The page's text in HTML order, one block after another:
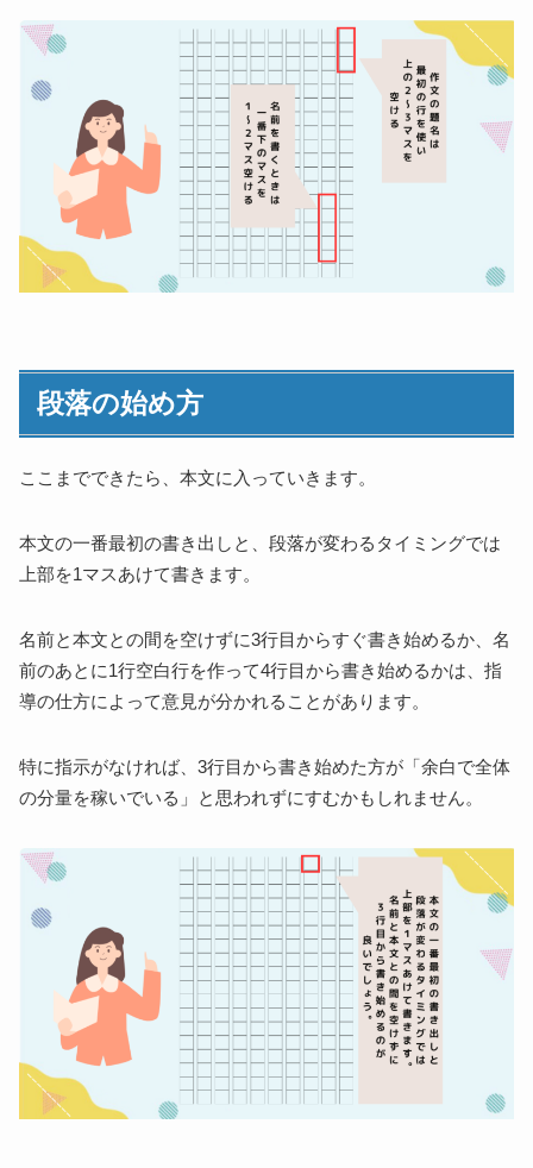
段落の始め方
ここまでできたら、本文に入っていきます。
本文の一番最初の書き出しと、段落が変わるタイミングでは
上部を1マスあけて書きます。
名前と本文との間を空けずに3行目からすぐ書き始めるか、名
前のあとに1行空白行を作って4行目から書き始めるかは、指
導の仕方によって意見が分かれることがあります。
特に指示がなければ、3行目から書き始めた方が「余白で全体
の分量を稼いでいる」と思われずにすむかもしれません。